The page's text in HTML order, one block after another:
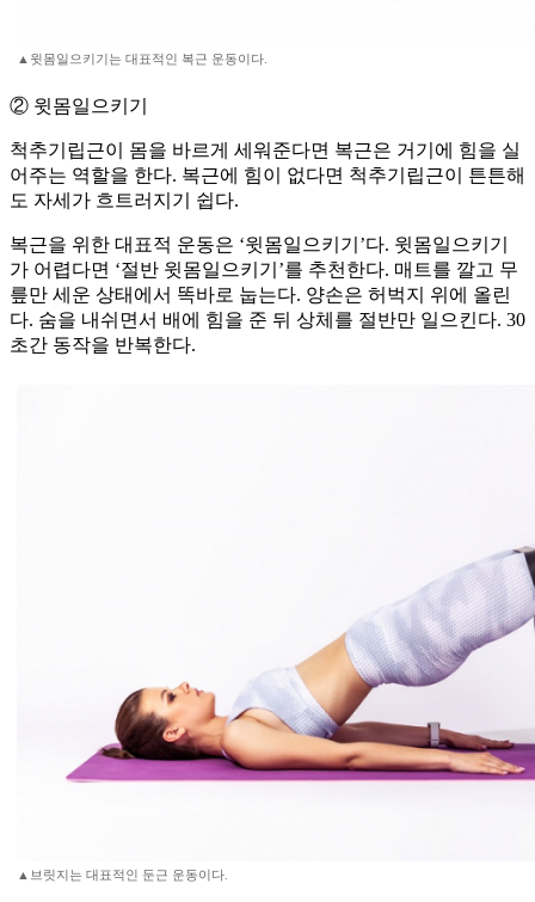
▲윗몸일으키기는 대표적인 복근 운동이다.
② 윗몸일으키기
척추기립근이 몸을 바르게 세워준다면 복근은 거기에 힘을 실
어주는 역할을 한다. 복근에 힘이 없다면 척추기립근이 튼튼해
도 자세가 흐트러지기 쉽다.
복근을 위한 대표적 운동은 ‘윗몸일으키기’다. 윗몸일으키기
가 어렵다면 ‘절반 윗몸일으키기’를 추천한다. 매트를 깔고 무
릎만 세운 상태에서 똑바로 눕는다. 양손은 허벅지 위에 올린
다. 숨을 내쉬면서 배에 힘을 준 뒤 상체를 절반만 일으킨다. 30
초간 동작을 반복한다.
▲브릿지는 대표적인 둔근 운동이다.